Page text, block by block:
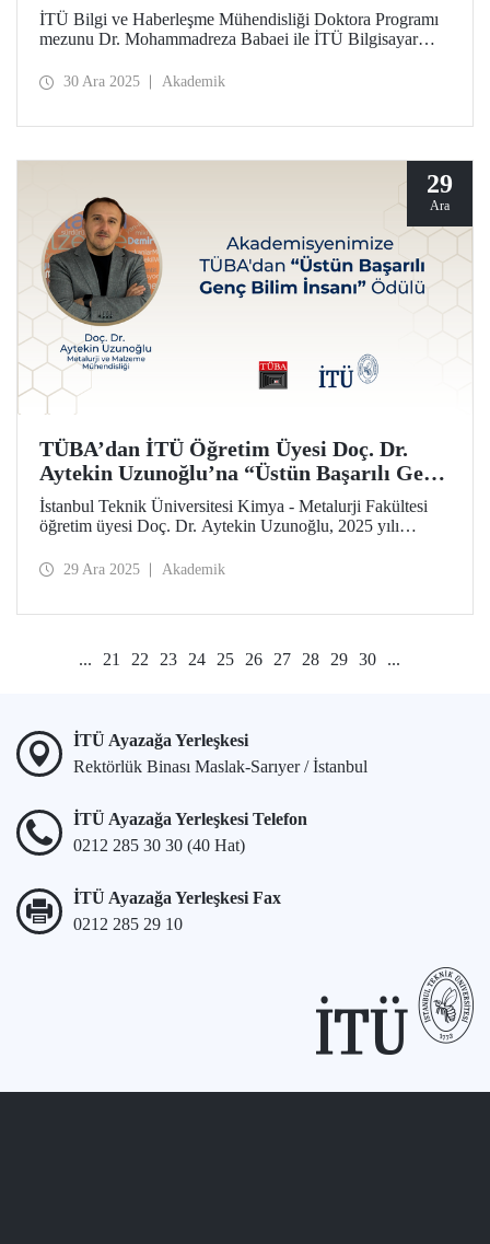
İTÜ Bilgi ve Haberleşme Mühendisliği Doktora Programı
mezunu Dr. Mohammadreza Babaei ile İTÜ Bilgisayar
Veri Mühendisliği Bölümü öğretim üyesi Dr. Tuğçe Bilen,
layık görüldü. İTÜ’de gerçekleştirilen törende 2025 IEEE
Türkiye Bilim Ödülleri sahiplerine İTÜ Rektörü Prof. Dr.
Hasan Mandal tarafından takdim edildi.
30 Ara 2025 Akademik
29
Ara
TÜBA’dan İTÜ Öğretim Üyesi Doç. Dr.
Aytekin Uzunoğlu’na “Üstün Başarılı Genç
Bilim İnsanı” Ödülü
İstanbul Teknik Üniversitesi Kimya - Metalurji Fakültesi
öğretim üyesi Doç. Dr. Aytekin Uzunoğlu, 2025 yılı
İnsanı (TÜBA-GEBİP) Ödülü’ne layık görüldü.
29 Ara 2025 Akademik
... 21 22 23 24 25 26 27 28 29 30 ...
İTÜ Ayazağa Yerleşkesi
Rektörlük Binası Maslak-Sarıyer / İstanbul
İTÜ Ayazağa Yerleşkesi Telefon
0212 285 30 30 (40 Hat)
İTÜ Ayazağa Yerleşkesi Fax
0212 285 29 10